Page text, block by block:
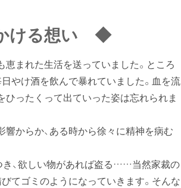
ける想い ◆
恵まれた生活を送っていました。ところ
やけ酒を飲んで暴れていました。血を流
ったくって出ていった姿は忘れられま
からか、ある時から徐々に精神を病む
き、欲しい物があれば盗る……当然家裁の
てゴミのようになっていきます。そんな